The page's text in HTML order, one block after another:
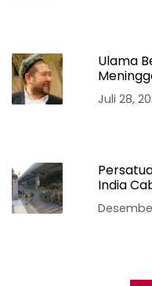
Ulama
Juli 28,
India